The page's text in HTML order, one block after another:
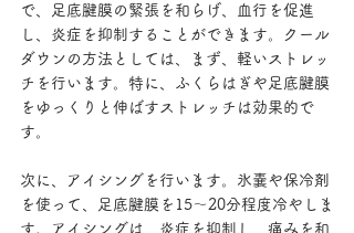
で、足底腱膜の緊張を和らげ、血行を促進
し、炎症を抑制することができます。クール
ダウンの方法としては、まず、軽いストレッ
チを行います。特に、ふくらはぎや足底腱膜
をゆっくりと伸ばすストレッチは効果的で
す。
次に、アイシングを行います。氷嚢や保冷剤
を使って、足底腱膜を15〜20分程度冷やしま
す。アイシングは、炎症を抑制し、痛みを和